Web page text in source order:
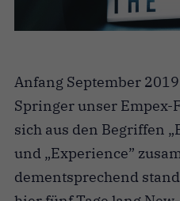
Anfang September
Springer unser Empex-
sich aus den Begriffen
und „Experience”
dementsprechend